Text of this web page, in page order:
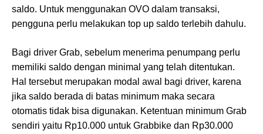
saldo. Untuk menggunakan OVO dalam transaksi,
pengguna perlu melakukan top up saldo terlebih dahulu.
Bagi driver Grab, sebelum menerima penumpang perlu
memiliki saldo dengan minimal yang telah ditentukan.
Hal tersebut merupakan modal awal bagi driver, karena
jika saldo berada di batas minimum maka secara
otomatis tidak bisa digunakan. Ketentuan minimum Grab
sendiri yaitu Rp10.000 untuk Grabbike dan Rp30.000